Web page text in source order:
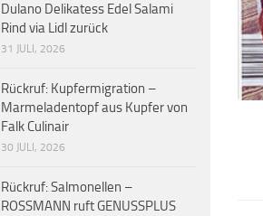
Dulano Delikatess Edel Salami
Rind via Lidl zurück
31 JULI, 2026
Rückruf: Kupfermigration –
Marmeladentopf aus Kupfer von
Falk Culinair
30 JULI, 2026
Rückruf: Salmonellen –
ROSSMANN ruft GENUSSPLUS